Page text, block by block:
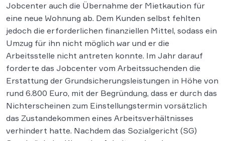
Jobcenter auch die Übernahme der Mietkaution für
eine neue Wohnung ab. Dem Kunden selbst fehlten
jedoch die erforderlichen finanziellen Mittel, sodass ein
Umzug für ihn nicht möglich war und er die
Arbeitsstelle nicht antreten konnte. Im Jahr darauf
forderte das Jobcenter vom Arbeitssuchenden die
Erstattung der Grundsicherungsleistungen in Höhe von
rund 6.800 Euro, mit der Begründung, dass er durch das
Nichterscheinen zum Einstellungstermin vorsätzlich
das Zustandekommen eines Arbeitsverhältnisses
verhindert hatte. Nachdem das Sozialgericht (SG)